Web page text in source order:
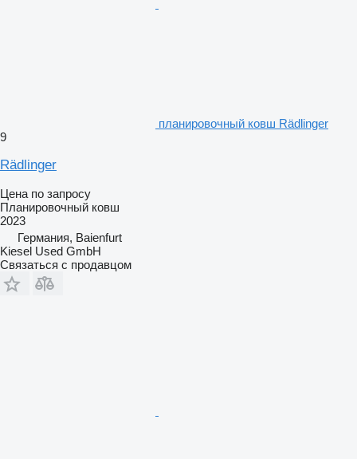
планировочный ковш Rädlinger
9
Rädlinger
Цена по запросу
Планировочный ковш
2023
Германия, Baienfurt
Kiesel Used GmbH
Связаться с продавцом